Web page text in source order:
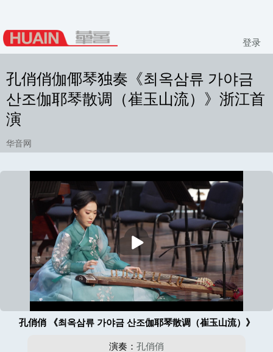
登录
孔俏俏伽倻琴独奏《최옥삼류 가야금
산조伽耶琴散调（崔玉山流）》浙江首
演
华音网
播
放
孔俏俏 《최옥삼류 가야금 산조伽耶琴散调（崔玉山流）》
演奏： 孔俏俏